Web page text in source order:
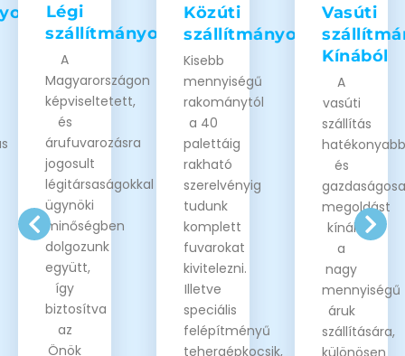
Légi
szállítmányozás
A
Magyarországon
képviseltetett,
és
árufuvarozásra
jogosult
légitársaságokkal
ügynöki
minőségben
dolgozunk
együtt,
így
biztosítva
az
Önök
Közúti
szállítmányozás
Kisebb
mennyiségű
rakománytól
a 40
palettáig
rakható
szerelvényig
tudunk
komplett
fuvarokat
kivitelezni.
Illetve
speciális
felépítményű
tehergépkocsik,
Vasúti
Kínából
A
vasúti
szállítás
hatékonyabb
és
megoldást
kínál
a
nagy
mennyiségű
áruk
szállítására,